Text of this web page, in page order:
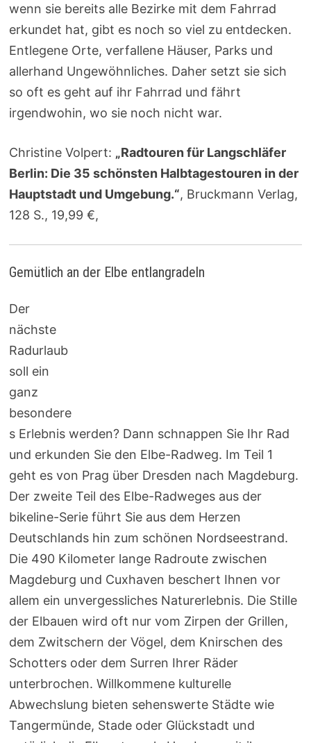
wenn sie bereits alle Bezirke mit dem Fahrrad
erkundet hat, gibt es noch so viel zu entdecken.
Entlegene Orte, verfallene Häuser, Parks und
allerhand Ungewöhnliches. Daher setzt sie sich
so oft es geht auf ihr Fahrrad und fährt
irgendwohin, wo sie noch nicht war.
Christine Volpert: „Radtouren für Langschläfer
Berlin: Die 35 schönsten Halbtagestouren in der
Hauptstadt und Umgebung.“, Bruckmann Verlag,
128 S., 19,99 €,
Gemütlich an der Elbe entlangradeln
Der
nächste
Radurlaub
soll ein
ganz
besondere
s Erlebnis werden? Dann schnappen Sie Ihr Rad
und erkunden Sie den Elbe-Radweg. Im Teil 1
geht es von Prag über Dresden nach Magdeburg.
Der zweite Teil des Elbe-Radweges aus der
bikeline-Serie führt Sie aus dem Herzen
Deutschlands hin zum schönen Nordseestrand.
Die 490 Kilometer lange Radroute zwischen
Magdeburg und Cuxhaven beschert Ihnen vor
allem ein unvergessliches Naturerlebnis. Die Stille
der Elbauen wird oft nur vom Zirpen der Grillen,
dem Zwitschern der Vögel, dem Knirschen des
Schotters oder dem Surren Ihrer Räder
unterbrochen. Willkommene kulturelle
Abwechslung bieten sehenswerte Städte wie
Tangermünde, Stade oder Glückstadt und